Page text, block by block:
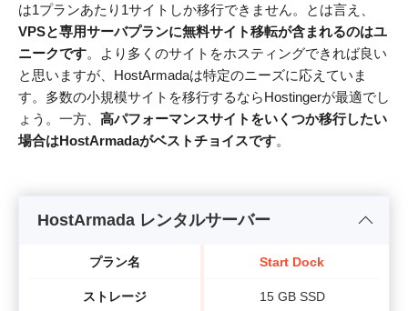
は1プランあたり1サイトしか移行できません。とは言え、
VPSと専用サーバプランに無料サイト移転が含まれるのはユ
ニークです。より多くのサイトをホスティングできれば良い
と思いますが、HostArmadaは特定のニーズに応えていま
す。多数の小規模サイトを移行するならHostingerが最適でし
ょう。一方、 高パフォーマンスサイトをいくつか移行したい
場合はHostArmadaがベストチョイスです。
HostArmada レンタルサーバー
プラン名
ストレージ
Start Dock
15 GB SSD